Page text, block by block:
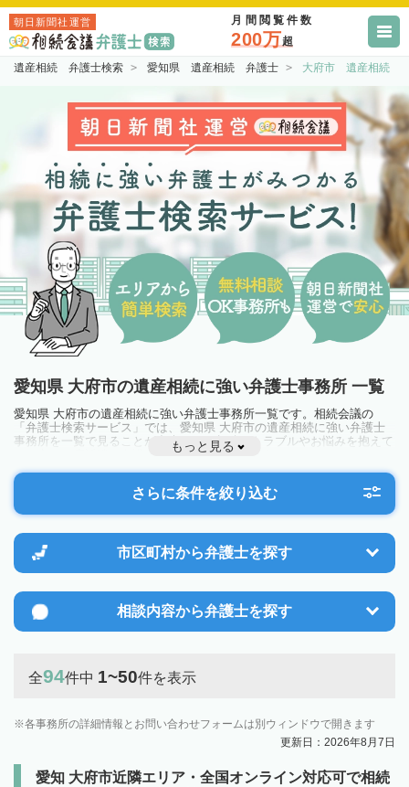
朝日新聞社運営 月間閲覧件数
200万超
遺産相続 弁護士検索 愛知県 遺産相続 弁護士 大府市 遺産相続
愛知県 大府市の遺産相続に強い弁護士事務所 一覧
愛知県 大府市の遺産相続に強い弁護士事務所一覧です。相続会議の
「弁護士検索サービス」では、愛知県 大府市の遺産相続に強い弁護士
事務所を一覧で見ることが出来ます。相続のトラブルやお悩みを抱えて
いる方は一度近隣の弁護士に相談してみましょう。
もっと見る
さらに条件を絞り込む
市区町村から弁護士を探す
相談内容から弁護士を探す
全94件中 1~50件を表示
各事務所の詳細情報とお問い合わせフォームは別ウィンドウで開きます
更新日：2026年8月7日
愛知 大府市近隣エリア・全国オンライン対応可で相続